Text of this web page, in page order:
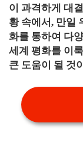
이 과격하게 대
황 속에서, 만일
화를 통하여 다
세계 평화를 이
큰 도움이 될 것